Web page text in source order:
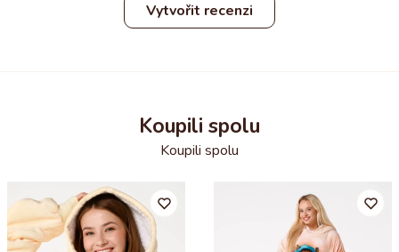
Vytvořit recenzi
Koupili spolu
Koupili spolu